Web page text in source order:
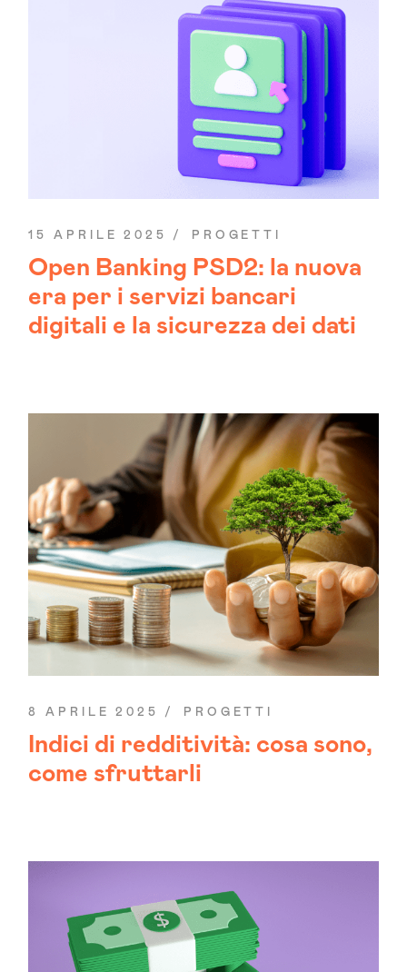
15 APRILE 2025 PROGETTI
Open Banking PSD2: la nuova
era per i servizi bancari
digitali e la sicurezza dei dati
8 APRILE 2025 PROGETTI
Indici di redditività: cosa sono,
come sfruttarli